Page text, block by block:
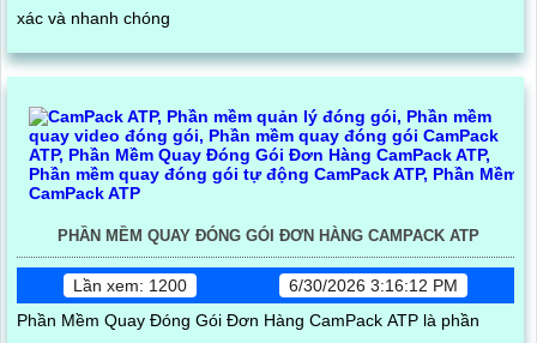
xác và nhanh chóng
PHẦN MỀM QUAY ĐÓNG GÓI ĐƠN HÀNG CAMPACK ATP
Lần xem: 1200
6/30/2026 3:16:12 PM
Phần Mềm Quay Đóng Gói Đơn Hàng CamPack ATP là phần